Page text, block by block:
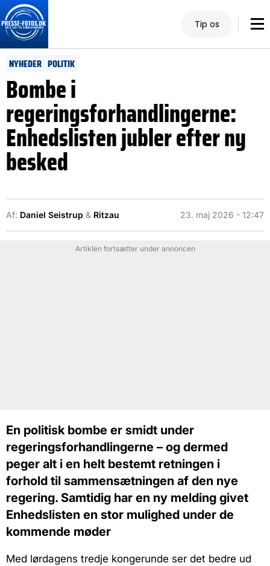
Tip os
NYHEDER POLITIK
Bombe i
regeringsforhandlingerne:
Enhedslisten jubler efter ny
besked
Af: Daniel Seistrup & Ritzau 23. maj 2026 - 12:47
Artiklen fortsætter under annoncen
En politisk bombe er smidt under
regeringsforhandlingerne – og dermed
peger alt i en helt bestemt retningen i
forhold til sammensætningen af den nye
regering. Samtidig har en ny melding givet
Enhedslisten en stor mulighed under de
kommende møder
Med lørdagens tredje kongerunde ser det bedre ud